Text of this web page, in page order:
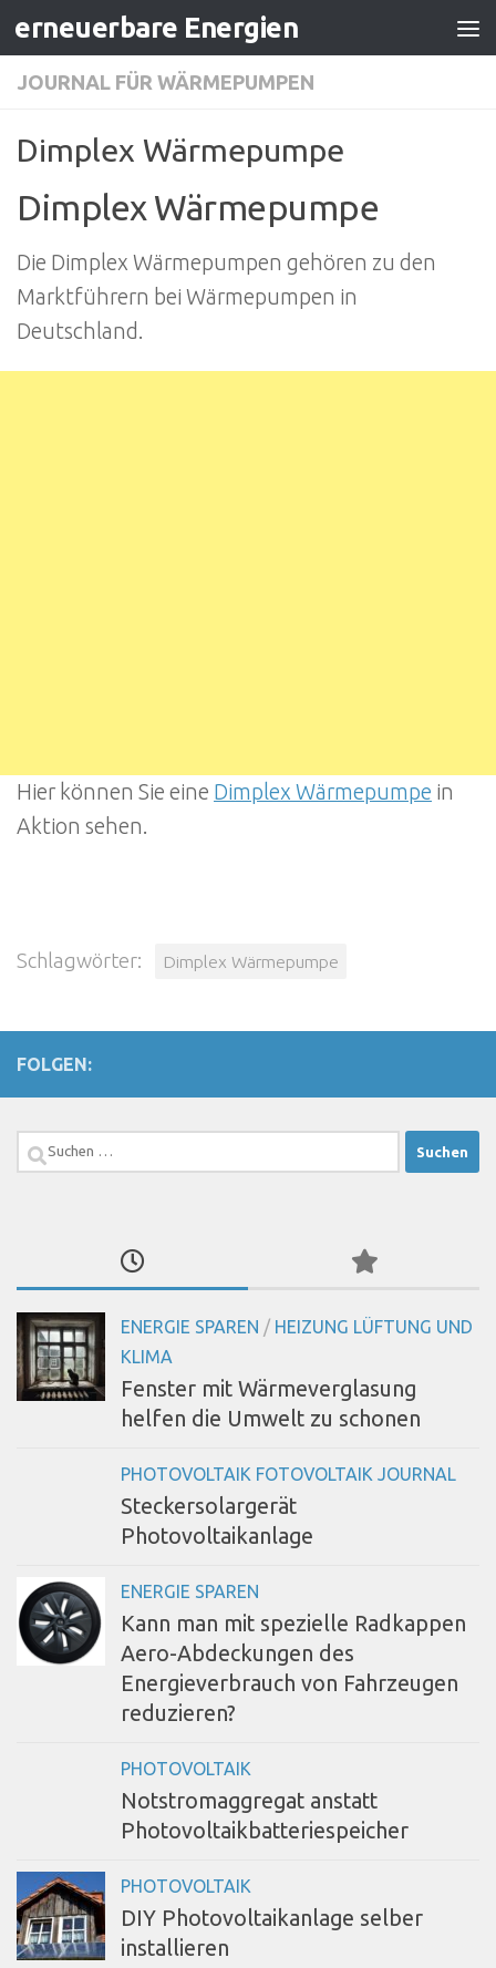
Zum Inhalt springen
erneuerbare Energien
JOURNAL FÜR WÄRMEPUMPEN
Dimplex Wärmepumpe
Dimplex Wärmepumpe
Die Dimplex Wärmepumpen gehören zu den
Marktführern bei Wärmepumpen in
Deutschland.
Hier können Sie eine Dimplex Wärmepumpe in
Aktion sehen.
Schlagwörter: Dimplex Wärmepumpe
FOLGEN:
Suchen
ENERGIE SPAREN / HEIZUNG LÜFTUNG UND
KLIMA
Fenster mit Wärmeverglasung
helfen die Umwelt zu schonen
PHOTOVOLTAIK FOTOVOLTAIK JOURNAL
Steckersolargerät
Photovoltaikanlage
ENERGIE SPAREN
Kann man mit spezielle Radkappen
Aero-Abdeckungen des
Energieverbrauch von Fahrzeugen
reduzieren?
PHOTOVOLTAIK
Notstromaggregat anstatt
Photovoltaikbatteriespeicher
PHOTOVOLTAIK
DIY Photovoltaikanlage selber
installieren